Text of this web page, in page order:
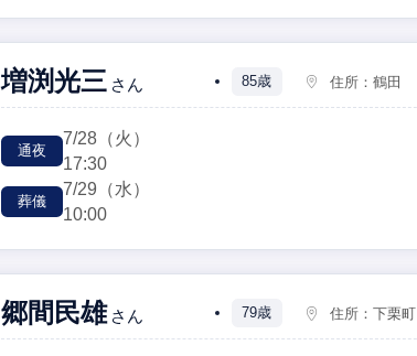
増渕光三 さん 85歳 住所：鶴田
通夜
7/28 （火）
17:30
葬儀
7/29 （水）
10:00
郷間民雄 さん 79歳 住所：下栗町